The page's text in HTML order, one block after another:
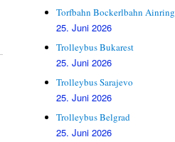
Torfbahn Bockerlbahn Ainring
25. Juni 2026
Trolleybus Bukarest
25. Juni 2026
Trolleybus Sarajevo
25. Juni 2026
Trolleybus Belgrad
25. Juni 2026